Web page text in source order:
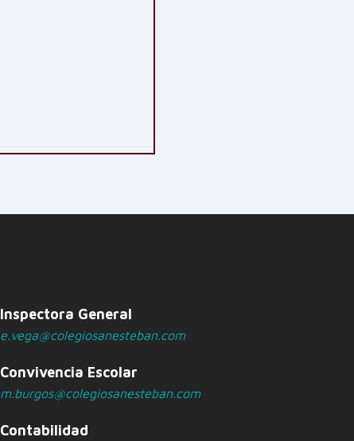
Inspectora General
e.vega@colegiosanesteban.com
Convivencia Escolar
m.burgos@colegiosanesteban.com
Contabilidad